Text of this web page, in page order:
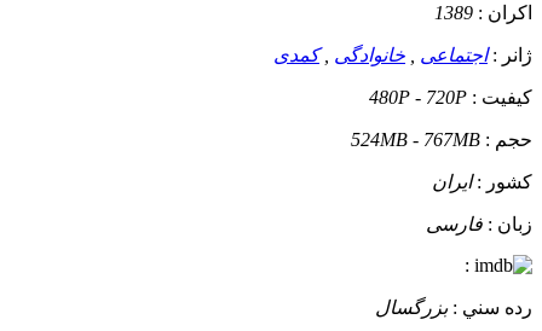
اکران : 1389
ژانر :اجتماعی خانوادگی ,کمدی
کيفيت : 480P - 720P
حجم : 524MB - 767MB
کشور :ایران
زبان : فارسی
:
رده سني :بزرگسال